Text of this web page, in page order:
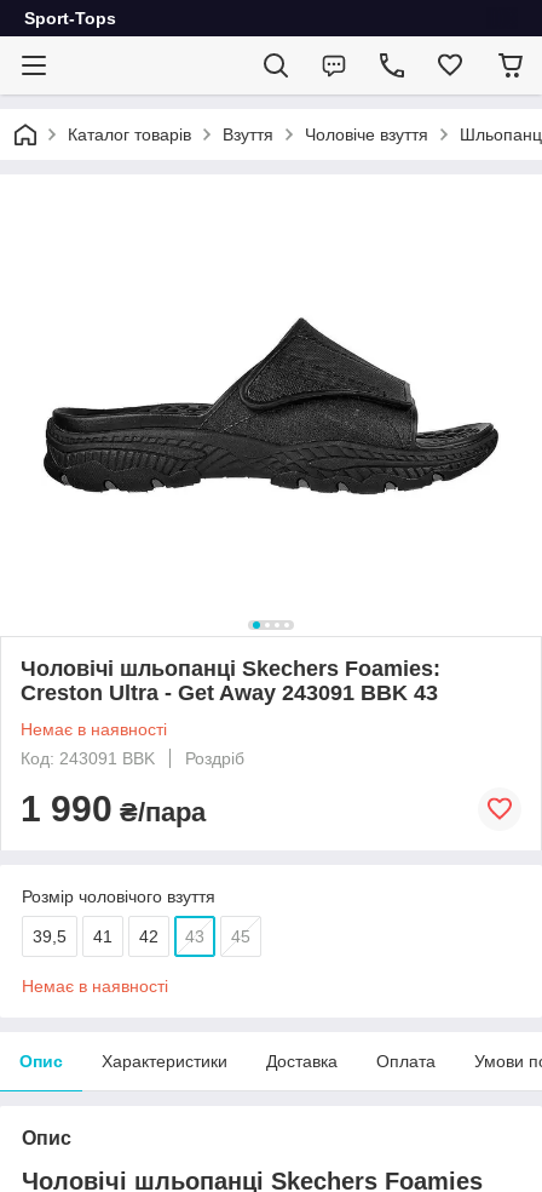
Sport-Tops
Каталог товарів Взуття Чоловіче взуття
Чоловічі шльопанці Skechers Foamies:
Creston Ultra - Get Away 243091 BBK 43
Немає в наявності
Код: 243091 BBK
Роздріб
1 990 ₴/пара
Розмір чоловічого взуття
39,5 41 42 43 45
Немає в наявності
Опис Характеристики Доставка Оплата Умови
Опис
Чоловічі шльопанці Skechers Foamies